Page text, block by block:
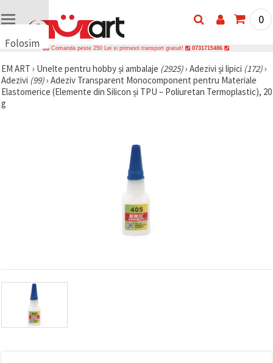
Folosim
uri
🍪 Folosim
cookie-uri
și
afișa
conținut și
relevante,
inclusiv cu
ajutorul
0
Comanda peste 250 Lei si primesti transport gratuit! 0731715486
EM ART › Unelte pentru hobby și ambalaje (2925)› Adezivi și lipici (172)›
Adezivi (99)› Adeziv Transparent Monocomponent pentru Materiale
Elastomerice (Elemente din Silicon și TPU – Poliuretan Termoplastic), 20
g